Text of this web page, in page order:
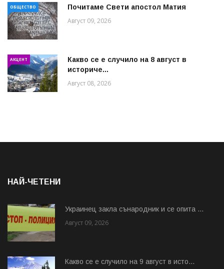
ОБЩЕСТВО Почитаме Свети апостол Матия
Август 09, 2026
АКЦЕНТ
Какво се е случило на 8 август в
историче...
Август 08, 2026
НАЙ-ЧЕТЕНИ
Украинец закла сънародник и се опита ...
Август 09, 2026
Какво се е случило на 9 август в исто...